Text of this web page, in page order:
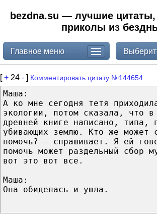
bezdna.su — лучшие
приколы из
Главное меню
[+ 24 - ] Комментировать цитату №144654
Маша:
А ко мне сегодня тетя
экологии, потом сказала, что в
древней книге написано, типа,
убивающих землю. Кто же может
помочь? - спрашивает. Я ей
помочь может раздельный сбор
вот это вот все.
Маша:
Она обиделась и ушла.